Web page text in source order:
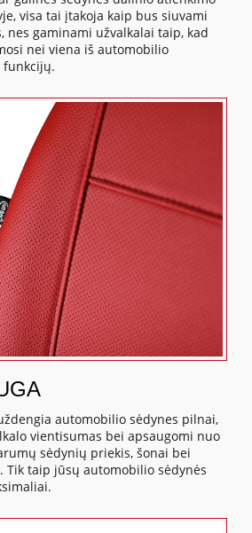
visa tai įtakoja kaip bus siuvami
nes gaminami užvalkalai taip, kad
nei viena iš automobilio
automobilio sėdynes pilnai,
vientisumas bei apsaugomi nuo
sėdynių priekis, šonai bei
Tik taip jūsų automobilio sėdynės